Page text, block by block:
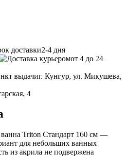
2-4 дня
от 4 до 24
г. Кунгур, ул. Микушева,
4
ванна Triton Стандарт 160 см —
для небольших ванных
из акрила не подвержена